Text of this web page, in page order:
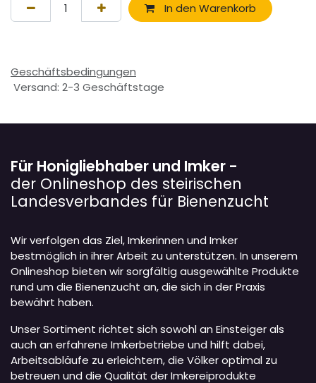
In den Warenkorb
Geschäftsbedingungen
Versand: 2-3 Geschäftstage
Für Honigliebhaber und Imker -
der Onlineshop des steirischen
Landesverbandes für Bienenzucht
Wir verfolgen das Ziel, Imkerinnen und Imker
bestmöglich in ihrer Arbeit zu unterstützen. In unserem
Onlineshop bieten wir sorgfältig ausgewählte Produkte
rund um die Bienenzucht an, die sich in der Praxis
bewährt haben.
Unser Sortiment richtet sich sowohl an Einsteiger als
auch an erfahrene Imkerbetriebe und hilft dabei,
Arbeitsabläufe zu erleichtern, die Völker optimal zu
betreuen und die Qualität der Imkereiprodukte